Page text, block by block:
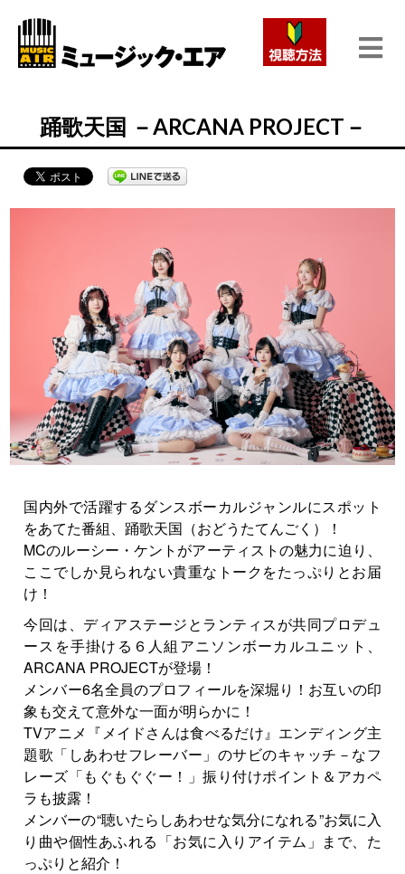
踊歌天国 －ARCANA PROJECT－
国内外で活躍するダンスボーカルジャンルにスポット
をあてた番組、踊歌天国（おどうたてんごく）！
MCのルーシー・ケントがアーティストの魅力に迫り、
ここでしか見られない貴重なトークをたっぷりとお届
け！
今回は、ディアステージとランティスが共同プロデュ
ースを手掛ける６人組アニソンボーカルユニット、
ARCANA PROJECTが登場！
メンバー6名全員のプロフィールを深堀り！お互いの印
象も交えて意外な一面が明らかに！
TVアニメ『メイドさんは食べるだけ』エンディング主
題歌「しあわせフレーバー」のサビのキャッチ－なフ
レーズ「もぐもぐぐー！」振り付けポイント＆アカペ
ラも披露！
メンバーの“聴いたらしあわせな気分になれる”お気に入
り曲や個性あふれる「お気に入りアイテム」まで、た
っぷりと紹介！